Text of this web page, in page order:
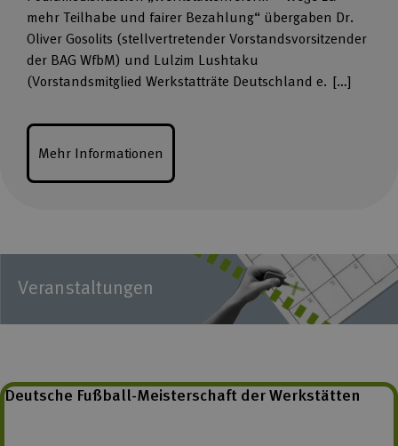
mehr Teilhabe und fairer Bezahlung“ übergaben Dr.
Oliver Gosolits (stellvertretender Vorstandsvorsitzender
der BAG WfbM) und Lulzim Lushtaku
(Vorstandsmitglied Werkstatträte Deutschland e. […]
Mehr Informationen
Veranstaltungen
Deutsche Fußball-Meisterschaft der Werkstätten